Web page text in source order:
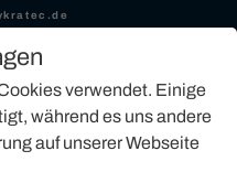
verwendet. Einige
während es uns andere
auf unserer Webseite